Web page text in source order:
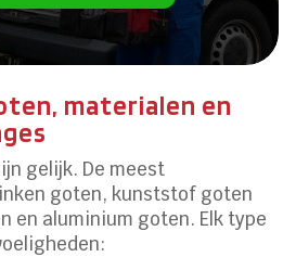
materialen en
gelijk. De meest
goten, kunststof goten
en aluminium goten. Elk type